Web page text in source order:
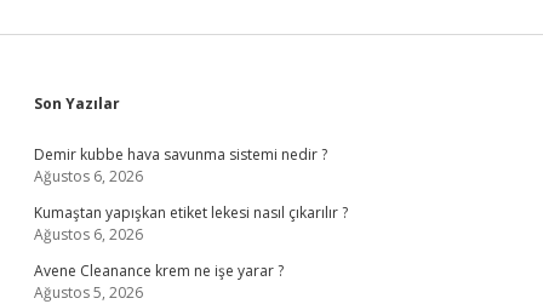
Sidebar
Son Yazılar
Demir kubbe hava savunma sistemi nedir ?
Ağustos 6, 2026
Kumaştan yapışkan etiket lekesi nasıl çıkarılır ?
Ağustos 6, 2026
Avene Cleanance krem ne işe yarar ?
Ağustos 5, 2026